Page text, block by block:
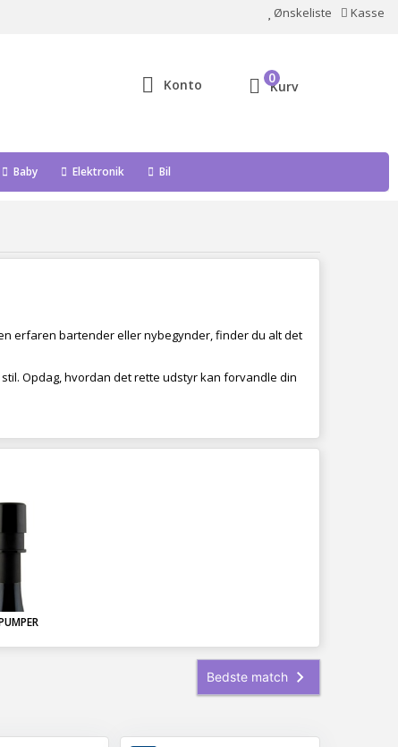
Ønskeliste Kasse
Konto Kurv
0
Baby Elektronik Bil
erfaren bartender eller nybegynder, finder du alt det
Opdag, hvordan det rette udstyr kan forvandle din